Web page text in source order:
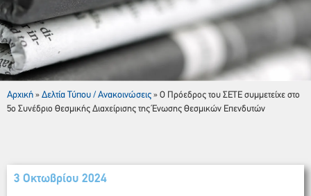
Αρχική » Δελτία Τύπου / Ανακοινώσεις » Ο Πρόεδρος του ΣΕΤΕ συμμετείχε στο
5ο Συνέδριο Θεσμικής Διαχείρισης της Ένωσης Θεσμικών Επενδυτών
3 Οκτωβρίου 2024